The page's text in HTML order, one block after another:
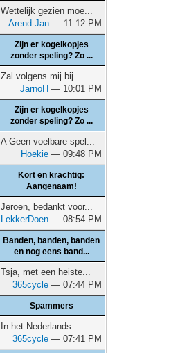
Wettelijk gezien moe...
Arend-Jan — 11:12 PM
Zijn er kogelkopjes
zonder speling? Zo ...
Zal volgens mij bij ...
JarnoH — 10:01 PM
Zijn er kogelkopjes
zonder speling? Zo ...
A Geen voelbare spel...
Hoekie — 09:48 PM
Kort en krachtig:
Aangenaam!
Jeroen, bedankt voor...
LekkerDoen — 08:54 PM
Banden, banden, banden
en nog eens band...
Tsja, met een heiste...
365cycle — 07:44 PM
Spammers
In het Nederlands ...
365cycle — 07:41 PM